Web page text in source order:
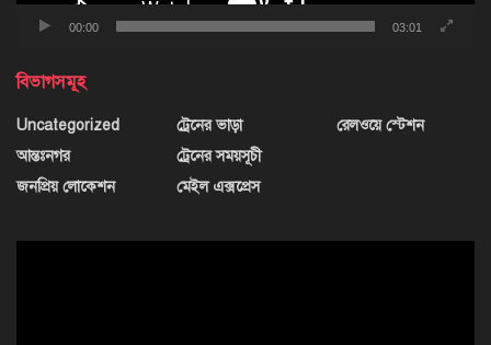
00:00 03:01
বিভাগসমূহ
Uncategorized
আন্তঃনগর
জনপ্রিয় লোকেশন
ট্রেনের ভাড়া
ট্রেনের সময়সূচী
মেইল এক্সপ্রেস
রেলওয়ে স্টেশন